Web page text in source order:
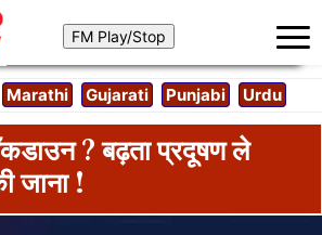
Marathi Gujarati Punjabi Urdu
? बढ़ता प्रदूषण ले
जाना !